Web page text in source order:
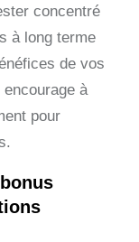
concentré
à long terme
de vos
à
pour